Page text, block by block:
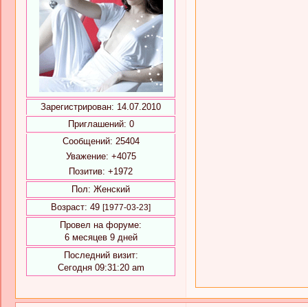
Зарегистрирован: 14.07.2010
Приглашений: 0
Сообщений: 25404
Уважение: +4075
Позитив: +1972
Пол: Женский
Возраст: 49 [1977-03-23]
Провел на форуме:
6 месяцев 9 дней
Последний визит:
Сегодня 09:31:20 am